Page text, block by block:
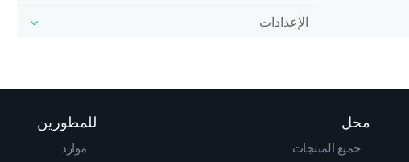
الإعدادات
محل
جميع المنتجات
للمطورين
موارد